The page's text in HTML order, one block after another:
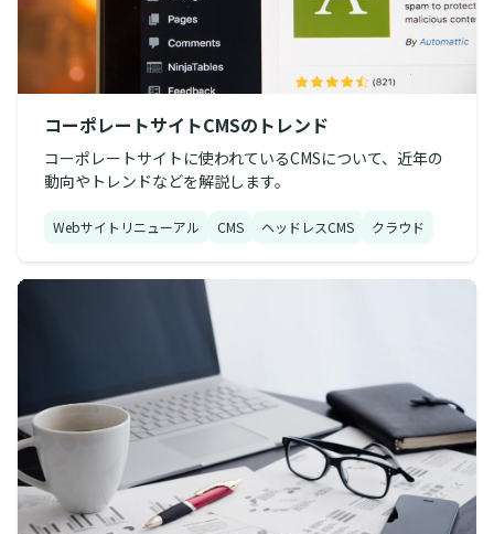
コーポレートサイトCMSのトレンド
コーポレートサイトに使われているCMSについて、近年の
動向やトレンドなどを解説します。
Webサイトリニューアル CMS ヘッドレスCMS クラウド